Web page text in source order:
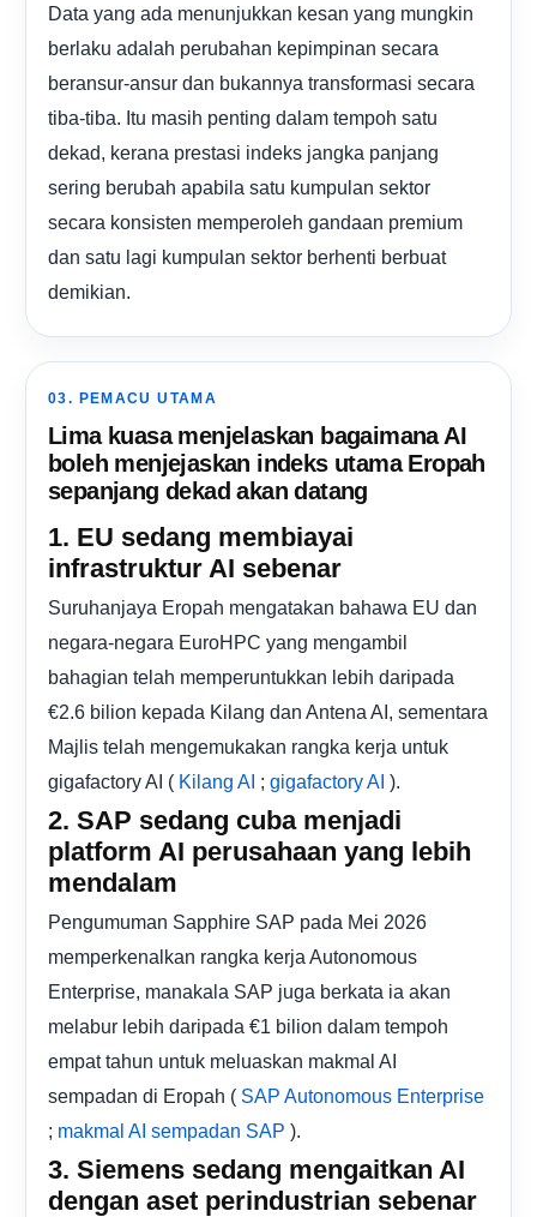
Data yang ada menunjukkan kesan yang mungkin
berlaku adalah perubahan kepimpinan secara
beransur-ansur dan bukannya transformasi secara
tiba-tiba. Itu masih penting dalam tempoh satu
dekad, kerana prestasi indeks jangka panjang
sering berubah apabila satu kumpulan sektor
secara konsisten memperoleh gandaan premium
dan satu lagi kumpulan sektor berhenti berbuat
demikian.
03. PEMACU UTAMA
Lima kuasa menjelaskan bagaimana AI
boleh menjejaskan indeks utama Eropah
sepanjang dekad akan datang
1. EU sedang membiayai
infrastruktur AI sebenar
Suruhanjaya Eropah mengatakan bahawa EU dan
negara-negara EuroHPC yang mengambil
bahagian telah memperuntukkan lebih daripada
€2.6 bilion kepada Kilang dan Antena AI, sementara
Majlis telah mengemukakan rangka kerja untuk
gigafactory AI ( Kilang AI ; gigafactory AI ).
2. SAP sedang cuba menjadi
platform AI perusahaan yang lebih
mendalam
Pengumuman Sapphire SAP pada Mei 2026
memperkenalkan rangka kerja Autonomous
Enterprise, manakala SAP juga berkata ia akan
melabur lebih daripada €1 bilion dalam tempoh
empat tahun untuk meluaskan makmal AI
sempadan di Eropah ( SAP Autonomous Enterprise
; makmal AI sempadan SAP ).
3. Siemens sedang mengaitkan AI
dengan aset perindustrian sebenar